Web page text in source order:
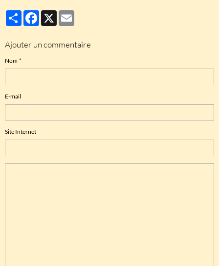
PartagerFacebook
X
Ajouter un commentaire
Nom
E-mail
Site Internet